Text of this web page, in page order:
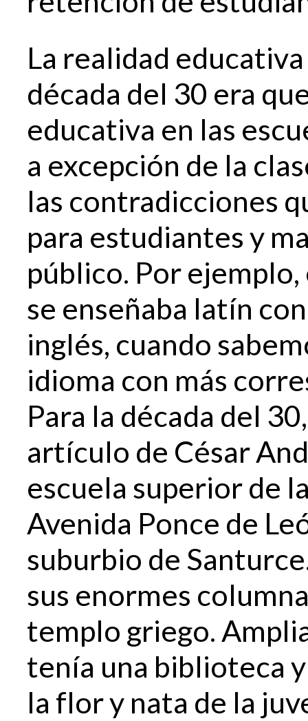
La realidad
década del 30 era
educativa en las
a excepción de la
las contradicciones
para estudiantes y
público. Por
se enseñaba latín
inglés, cuando
idioma con más
Para la década del
artículo de César
escuela superior de
Avenida Ponce de
suburbio de
sus enormes
templo griego.
tenía una biblioteca
la flor y nata de la